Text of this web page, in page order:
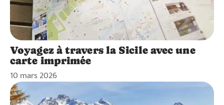
Voyagez à travers la Sicile avec une
carte imprimée
10 mars 2026